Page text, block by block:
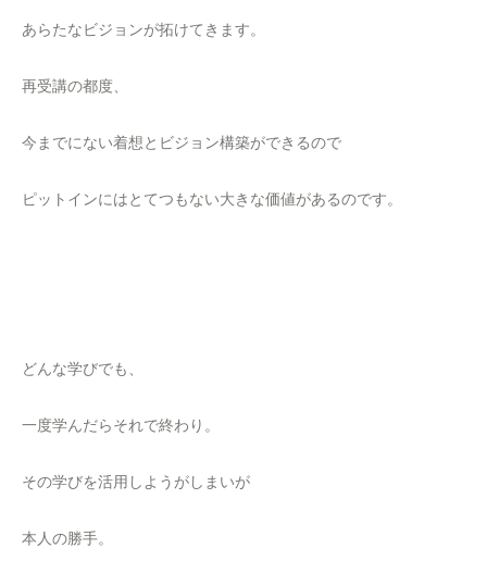
あらたなビジョンが拓けてきます。
再受講の都度、
今までにない着想とビジョン構築ができるので
ピットインにはとてつもない大きな価値があるのです。
どんな学びでも、
一度学んだらそれで終わり。
その学びを活用しようがしまいが
本人の勝手。